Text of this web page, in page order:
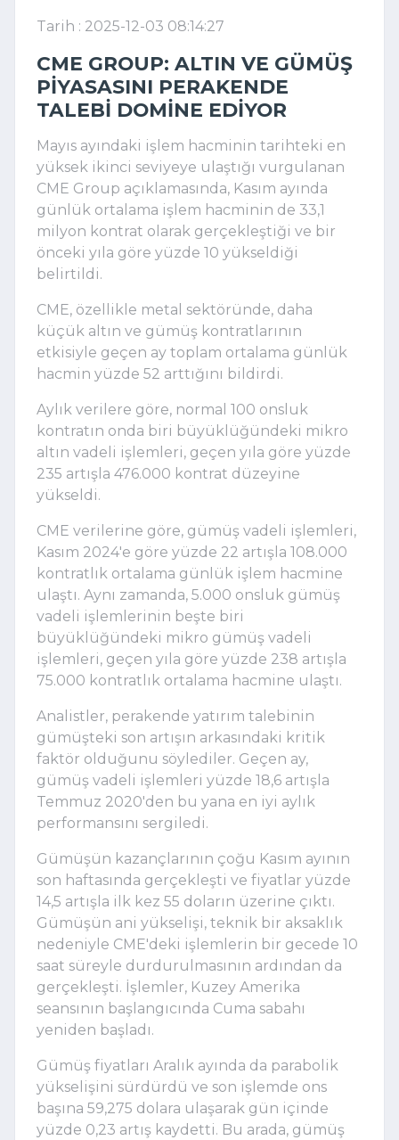
Tarih : 2025-12-03 08:14:27
CME GROUP: ALTIN VE GÜMÜŞ
PIYASASINI PERAKENDE
TALEBI DOMINE EDIYOR
Mayıs ayındaki işlem hacminin tarihteki en
yüksek ikinci seviyeye ulaştığı vurgulanan
CME Group açıklamasında, Kasım ayında
günlük ortalama işlem hacminin de 33,1
milyon kontrat olarak gerçekleştiği ve bir
önceki yıla göre yüzde 10 yükseldiği
belirtildi.
CME, özellikle metal sektöründe, daha
küçük altın ve gümüş kontratlarının
etkisiyle geçen ay toplam ortalama günlük
hacmin yüzde 52 arttığını bildirdi.
Aylık verilere göre, normal 100 onsluk
kontratın onda biri büyüklüğündeki mikro
altın vadeli işlemleri, geçen yıla göre yüzde
235 artışla 476.000 kontrat düzeyine
yükseldi.
CME verilerine göre, gümüş vadeli işlemleri,
Kasım 2024'e göre yüzde 22 artışla 108.000
kontratlık ortalama günlük işlem hacmine
ulaştı. Aynı zamanda, 5.000 onsluk gümüş
vadeli işlemlerinin beşte biri
büyüklüğündeki mikro gümüş vadeli
işlemleri, geçen yıla göre yüzde 238 artışla
75.000 kontratlık ortalama hacmine ulaştı.
Analistler, perakende yatırım talebinin
gümüşteki son artışın arkasındaki kritik
faktör olduğunu söylediler. Geçen ay,
gümüş vadeli işlemleri yüzde 18,6 artışla
Temmuz 2020'den bu yana en iyi aylık
performansını sergiledi.
Gümüşün kazançlarının çoğu Kasım ayının
son haftasında gerçekleşti ve fiyatlar yüzde
14,5 artışla ilk kez 55 doların üzerine çıktı.
Gümüşün ani yükselişi, teknik bir aksaklık
nedeniyle CME'deki işlemlerin bir gecede 10
saat süreyle durdurulmasının ardından da
gerçekleşti. İşlemler, Kuzey Amerika
seansının başlangıcında Cuma sabahı
yeniden başladı.
Gümüş fiyatları Aralık ayında da parabolik
yükselişini sürdürdü ve son işlemde ons
başına 59,275 dolara ulaşarak gün içinde
yüzde 0,23 artış kaydetti. Bu arada, gümüş